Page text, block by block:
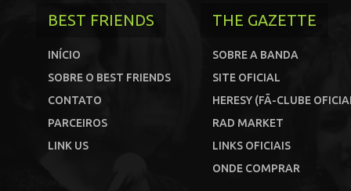
BEST FRIENDS
INÍCIO
SOBRE O BEST FRIENDS
CONTATO
PARCEIROS
LINK US
THE GAZETTE
SOBRE A BANDA
SITE OFICIAL
HERESY (FÃ-CLUBE
RAD MARKET
LINKS OFICIAIS
ONDE COMPRAR